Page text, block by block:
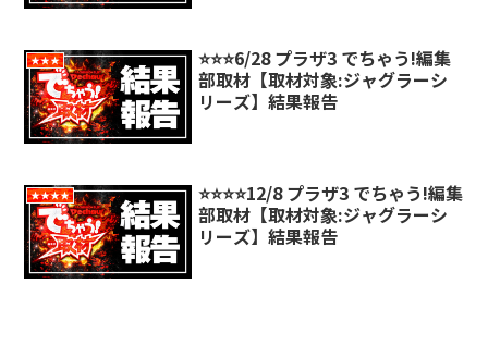
★★★
⭐️⭐️⭐️6/28 プラザ3 でちゃう!編集
部取材【取材対象:ジャグラーシ
リーズ】結果報告
★★★★
⭐️⭐️⭐️⭐️12/8 プラザ3 でちゃう!編集
部取材【取材対象:ジャグラーシ
リーズ】結果報告